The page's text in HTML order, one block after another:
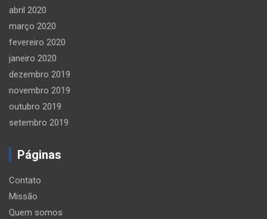
abril 2020
março 2020
fevereiro 2020
janeiro 2020
dezembro 2019
novembro 2019
outubro 2019
setembro 2019
Páginas
Contato
Missão
Quem somos